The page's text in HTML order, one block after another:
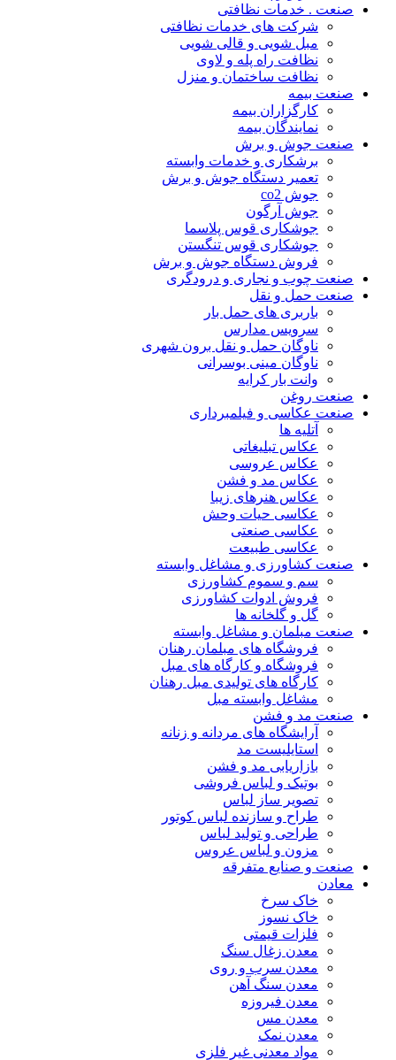
صنعت . خدمات نظافتی
شرکت های خدمات نظافتی
مبل شویی و قالی شویی
نظافت راه پله و لاوی
نظافت ساختمان و منزل
صنعت بیمه
کارگزاران بیمه
نمایندگان بیمه
صنعت جوش و برش
برشکاری و خدمات وابسته
تعمیر دستگاه جوش و برش
جوش co2
جوش آرگون
جوشکاری قوس پلاسما
جوشکاری قوس تنگستن
فروش دستگاه جوش و برش
صنعت چوب و نجاری و درودگری
صنعت حمل و نقل
باربری های حمل بار
سرویس مدارس
ناوگان حمل و نقل برون شهری
ناوگان مینی بوسرانی
وانت بار کرایه
صنعت روغن
صنعت عکاسی و فیلمبرداری
آتلیه ها
عکاس تبلیغاتی
عکاس عروسی
عکاس مد و فشن
عکاس هنرهای زیبا
عکاسی حیات وحش
عکاسی صنعتی
عکاسی طبیعت
صنعت کشاورزی و مشاغل وابسته
سم و سموم کشاورزی
فروش ادوات کشاورزی
گل و گلخانه ها
صنعت مبلمان و مشاغل وابسته
فروشگاه های مبلمان رهنان
فروشگاه و کارگاه های مبل
کارگاه های تولیدی مبل رهنان
مشاغل وابسته مبل
صنعت مد و فشن
آرایشگاه های مردانه و زنانه
استایلیست مد
بازاریابی مد و فشن
بوتیک و لباس فروشی
تصویر ساز لباس
طراح و سازنده لباس کوتور
طراحی و تولید لباس
مزون و لباس عروس
صنعت و صنایع متفرقه
معادن
خاک سرخ
خاک نسوز
فلزات قیمتی
معدن زغال سنگ
معدن سرب و روی
معدن سنگ آهن
معدن فیروزه
معدن مس
معدن نمک
مواد معدنی غیر فلزی